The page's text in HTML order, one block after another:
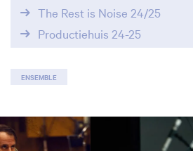
The Rest is Noise 24/25
Productiehuis 24-25
ENSEMBLE
Overslaan